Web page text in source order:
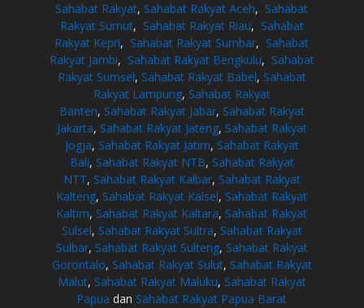
Sahabat Rakyat, Sahabat Rakyat Aceh, Sahabat
Rakyat Sumut, Sahabat Rakyat Riau, Sahabat
Rakyat Kepri, Sahabat Rakyat Sumbar, Sahabat
Rakyat Jambi, Sahabat Rakyat Bengkulu, Sahabat
Rakyat Sumsel, Sahabat Rakyat Babel, Sahabat
Rakyat Lampung, Sahabat Rakyat
Banten, Sahabat Rakyat Jabar, Sahabat Rakyat
Jakarta, Sahabat Rakyat Jateng, Sahabat Rakyat
Jogja, Sahabat Rakyat Jatim, Sahabat Rakyat
Bali, Sahabat Rakyat NTB, Sahabat Rakyat
NTT, Sahabat Rakyat Kalbar, Sahabat Rakyat
Kalteng, Sahabat Rakyat Kalsel, Sahabat Rakyat
Kaltim, Sahabat Rakyat Kaltara, Sahabat Rakyat
Sulsel, Sahabat Rakyat Sultra, Sahabat Rakyat
Sulbar, Sahabat Rakyat Sulteng, Sahabat Rakyat
Gorontalo, Sahabat Rakyat Sulut, Sahabat Rakyat
Malut, Sahabat Rakyat Maluku, Sahabat Rakyat
Papua dan Sahabat Rakyat Papua Barat